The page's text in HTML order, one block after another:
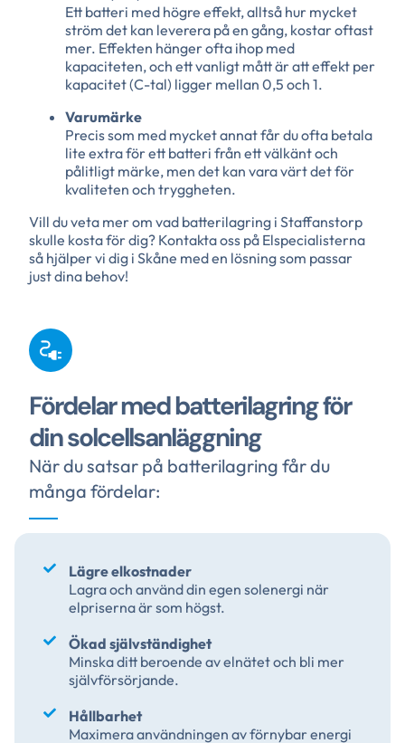
Fördelar med batterilagring för
din solcellsanläggning
När du satsar på batterilagring får du
många fördelar:
Lägre elkostnader
Lagra och använd din egen solenergi när
elpriserna är som högst.
Ökad självständighet
Minska ditt beroende av elnätet och bli mer
självförsörjande.
Hållbarhet
Maximera användningen av förnybar energi
Ett batteri med högre effekt, alltså hur mycket
ström det kan leverera på en gång, kostar oftast
mer. Effekten hänger ofta ihop med
kapaciteten, och ett vanligt mått är att effekt per
kapacitet (C-tal) ligger mellan 0,5 och 1.
Varumärke
Precis som med mycket annat får du ofta betala
lite extra för ett batteri från ett välkänt och
pålitligt märke, men det kan vara värt det för
kvaliteten och tryggheten.
Vill du veta mer om vad batterilagring i Staffanstorp
skulle kosta för dig? Kontakta oss på Elspecialisterna
så hjälper vi dig i Skåne med en lösning som passar
just dina behov!